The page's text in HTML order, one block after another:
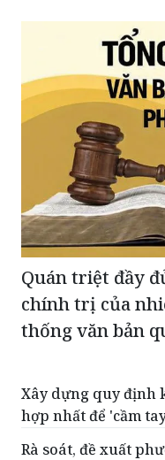
Quán triệt đầy
chính trị của
thống văn bản
Xây dựng quy định
hợp nhất để 'cầm
Rà soát, đề xuất